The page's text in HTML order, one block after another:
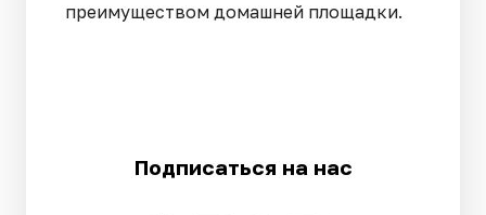
преимуществом домашней площадки.
Подписаться на нас